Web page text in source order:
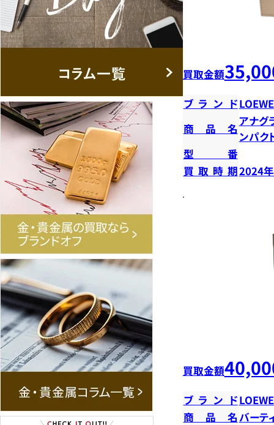
買取金額
ブランドLOEWE
商品名
アナグ
ンパク
型番
買取時期2024
買取金額
ブランドLOEWE
商品名 バーテ